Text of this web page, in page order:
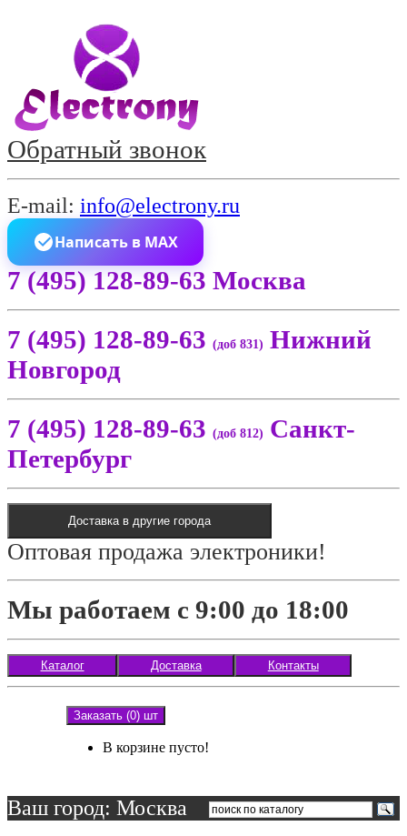
Обратный звонок
E-mail: info@electrony.ru
Написать в MAX
7 (495) 128-89-63 Москва
7 (495) 128-89-63 (доб 831) Нижний
Новгород
7 (495) 128-89-63 (доб 812) Санкт-
Петербург
Доставка в другие города
Оптовая продажа электроники!
Мы работаем с 9:00 до 18:00
Каталог Доставка Контакты
Заказать (0) шт
В корзине пусто!
Ваш город: Москва